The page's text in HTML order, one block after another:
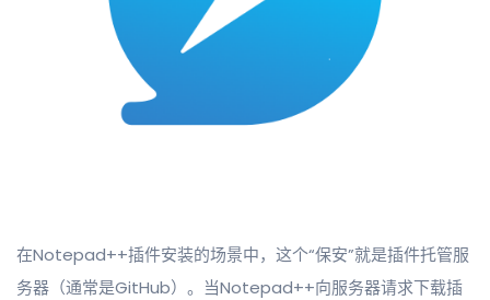
在Notepad++插件安装的场景中，这个“保安”就是插件托管服
务器（通常是GitHub）。当Notepad++向服务器请求下载插